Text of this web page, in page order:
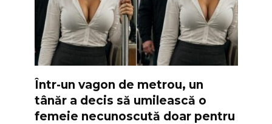
Într-un vagon de metrou, un
tânăr a decis să umilească o
femeie necunoscută doar pentru